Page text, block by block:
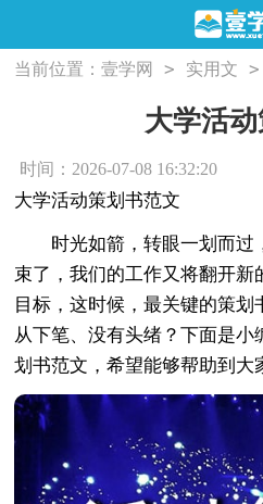
当前位置：壹学网 > 实用文 >
大学活
时间：2026-07-08 16:32:20
大学活动策划书范文
时光如箭，转眼一划而过
束了，我们的工作又将翻开新
目标，这时候，最关键的策
从下笔、没有头绪？下面是小
划书范文，希望能够帮助到大